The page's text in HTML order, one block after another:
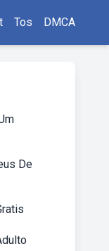
Tos DMCA
De